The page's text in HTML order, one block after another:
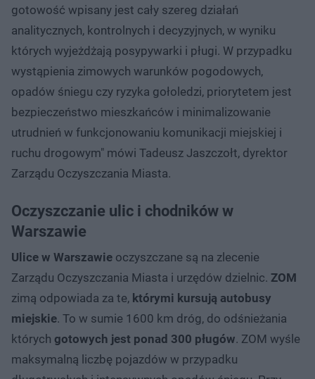
gotowość wpisany jest cały szereg działań
analitycznych, kontrolnych i decyzyjnych, w wyniku
których wyjeżdżają posypywarki i pługi. W przypadku
wystąpienia zimowych warunków pogodowych,
opadów śniegu czy ryzyka gołoledzi, priorytetem jest
bezpieczeństwo mieszkańców i minimalizowanie
utrudnień w funkcjonowaniu komunikacji miejskiej i
ruchu drogowym" mówi Tadeusz Jaszczołt, dyrektor
Zarządu Oczyszczania Miasta.
Oczyszczanie ulic i chodników w
Warszawie
Ulice w Warszawie oczyszczane są na zlecenie
Zarządu Oczyszczania Miasta i urzędów dzielnic. ZOM
zimą odpowiada za te, którymi kursują autobusy
miejskie. To w sumie 1600 km dróg, do odśnieżania
których gotowych jest ponad 300 pługów. ZOM wyśle
maksymalną liczbę pojazdów w przypadku